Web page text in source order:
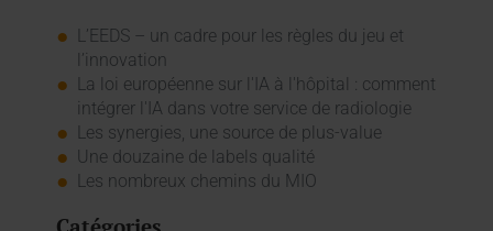
L’EEDS – un cadre pour les règles du jeu et
l’innovation
La loi européenne sur l'IA à l'hôpital : comment
intégrer l'IA dans votre service de radiologie
Les synergies, une source de plus-value
Une douzaine de labels qualité
Les nombreux chemins du MIO